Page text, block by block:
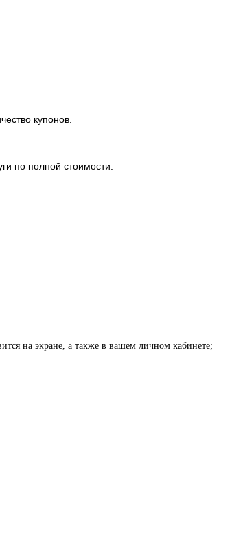
купонов.
по полной стоимости.
на экране, а также в вашем личном кабинете;